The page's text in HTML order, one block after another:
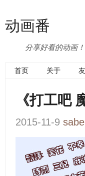
动画番
分享好看的动画！
首页 关于
《打工吧
2015-11-9